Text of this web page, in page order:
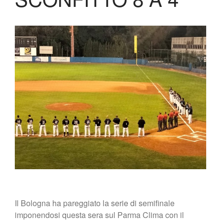
Biglietteria
Shop
Il Bologna ha pareggiato la serie di semifinale
imponendosi questa sera sul Parma Clima con il